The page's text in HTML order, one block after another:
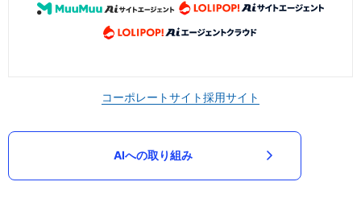
コーポレートサイト採用サイト
AIへの取り組み